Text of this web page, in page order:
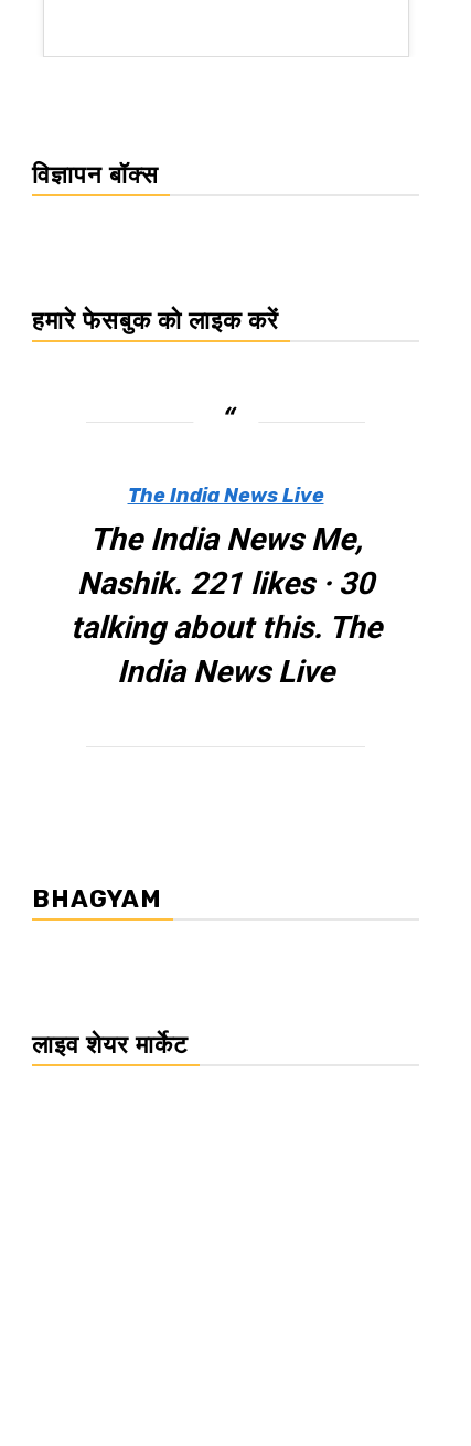
विज्ञापन बॉक्स
हमारे फेसबुक को लाइक करें
The India News Live
The India News Me,
Nashik. 221 likes · 30
talking about this. The
India News Live
BHAGYAM
लाइव शेयर मार्केट